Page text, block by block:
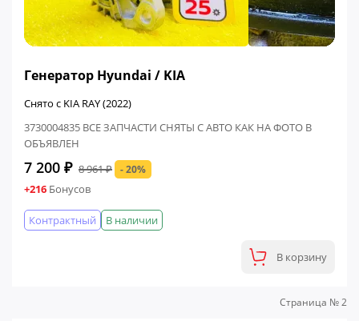
Генератор Hyundai / KIA
Снято с KIA RAY (2022)
3730004835 ВСЕ ЗАПЧАСТИ СНЯТЫ С АВТО КАК НА ФОТО В
ОБЪЯВЛЕН
7 200 ₽ 8 961 ₽ - 20%
+216 Бонусов
В наличии
Контрактный
В корзину
Страница № 2